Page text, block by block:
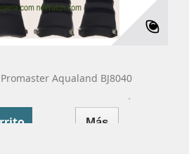
Aqualand BJ8040
Más